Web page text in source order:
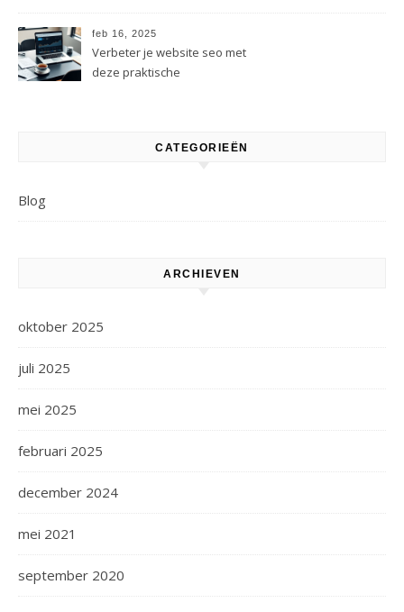
feb 16, 2025
Verbeter je website seo met
deze praktische
CATEGORIEËN
Blog
ARCHIEVEN
oktober 2025
juli 2025
mei 2025
februari 2025
december 2024
mei 2021
september 2020